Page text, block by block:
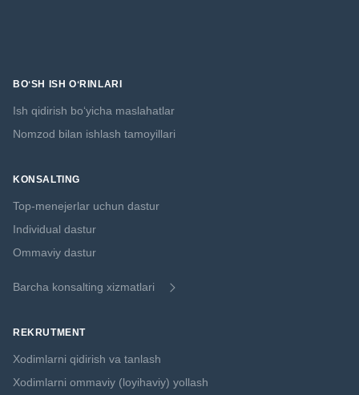
BOʻSH ISH OʻRINLARI
Ish qidirish boʻyicha maslahatlar
Nomzod bilan ishlash tamoyillari
KONSALTING
Top-menejerlar uchun dastur
Individual dastur
Ommaviy dastur
Barcha konsalting xizmatlari
REKRUTMENT
Xodimlarni qidirish va tanlash
Xodimlarni ommaviy (loyihaviy) yollash